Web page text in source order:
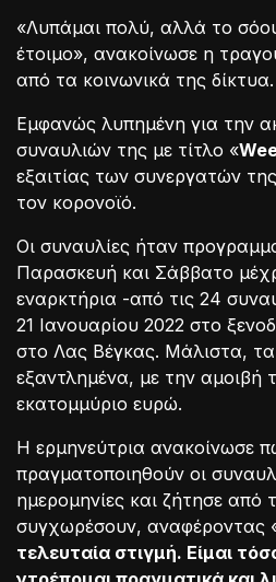
«Λυπάμαι πολύ, αλλά το
έτοιμο», ανακοίνωσε η
από τα κοινωνικά της δίκτυα.
Εμφανώς λυπημένη για την
συναυλιών της με τίτλο «
εξαιτίας των συνεργατών
τον κορονοϊό.
Οι συναυλίες ήταν
Παρασκευή και Σάββατο
εναρκτήρια -από τις 24
21 Ιανουαρίου 2022 στο
στο Λας Βέγκας. Μάλιστα, τα
εξαντλημένα, με την αμοιβή
εκατομμύριο ευρώ.
Η ερμηνεύτρια ανακοίνωσε
πραγματοποιηθούν οι
ημερομηνίες και ζήτησε
συγχωρέσουν, αναφέροντας
τελευταία στιγμή. Είμαι